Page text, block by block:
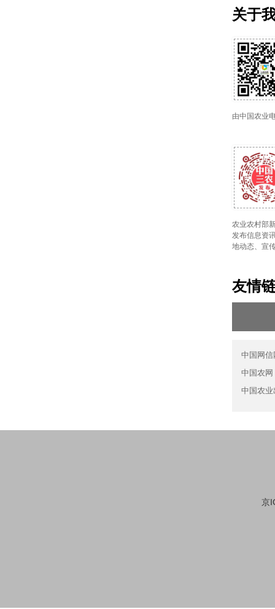
关于
由中国农业
农业农村部
发布信息资
地动态、宣
友情
中国网信
中国农网
中国农业
京